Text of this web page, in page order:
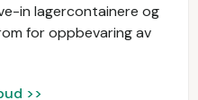
in lagercontainere og
for oppbevaring av
>>